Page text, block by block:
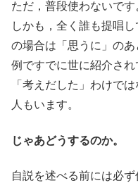
ただ，普段使わないです
しかも，全く誰も提唱
の場合は「思うに」の
例ですでに世に紹介さ
「考えだした」わけで
人もいます。
じゃあどうするのか。
自説を述べる前には必